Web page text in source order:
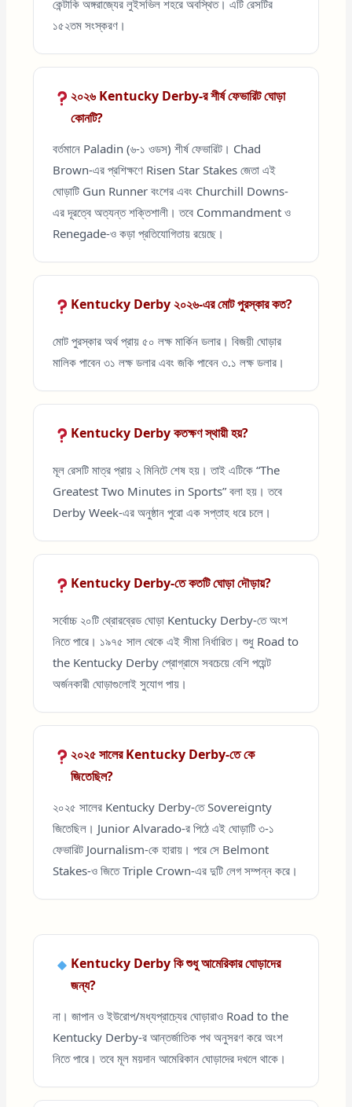
কেন্টাকি অঙ্গরাজ্যের লুইসভিল শহরে অবস্থিত। এটি রেসটির
১৫২তম সংস্করণ।
২০২৬ Kentucky Derby-র শীর্ষ ফেভারিট ঘোড়া
কোনটি?
বর্তমানে Paladin (৬-১ ওডস) শীর্ষ ফেভারিট। Chad
Brown-এর প্রশিক্ষণে Risen Star Stakes জেতা এই
ঘোড়াটি Gun Runner বংশের এবং Churchill Downs-
এর দূরত্বে অত্যন্ত শক্তিশালী। তবে Commandment ও
Renegade-ও কড়া প্রতিযোগিতায় রয়েছে।
Kentucky Derby ২০২৬-এর মোট পুরস্কার কত?
মোট পুরস্কার অর্থ প্রায় ৫০ লক্ষ মার্কিন ডলার। বিজয়ী ঘোড়ার
মালিক পাবেন ৩১ লক্ষ ডলার এবং জকি পাবেন ৩.১ লক্ষ ডলার।
Kentucky Derby কতক্ষণ স্থায়ী হয়?
মূল রেসটি মাত্র প্রায় ২ মিনিটে শেষ হয়। তাই এটিকে “The
Greatest Two Minutes in Sports” বলা হয়। তবে
Derby Week-এর অনুষ্ঠান পুরো এক সপ্তাহ ধরে চলে।
Kentucky Derby-তে কতটি ঘোড়া দৌড়ায়?
সর্বোচ্চ ২০টি থ্রোরব্রেড ঘোড়া Kentucky Derby-তে অংশ
নিতে পারে। ১৯৭৫ সাল থেকে এই সীমা নির্ধারিত। শুধু Road to
the Kentucky Derby প্রোগ্রামে সবচেয়ে বেশি পয়েন্ট
অর্জনকারী ঘোড়াগুলোই সুযোগ পায়।
২০২৫ সালের Kentucky Derby-তে কে
জিতেছিল?
২০২৫ সালের Kentucky Derby-তে Sovereignty
জিতেছিল। Junior Alvarado-র পিঠে এই ঘোড়াটি ৩-১
ফেভারিট Journalism-কে হারায়। পরে সে Belmont
Stakes-ও জিতে Triple Crown-এর দুটি লেগ সম্পন্ন করে।
Kentucky Derby কি শুধু আমেরিকার ঘোড়াদের
জন্য?
না। জাপান ও ইউরোপ/মধ্যপ্রাচ্যের ঘোড়ারাও Road to the
Kentucky Derby-র আন্তর্জাতিক পথ অনুসরণ করে অংশ
নিতে পারে। তবে মূল ময়দান আমেরিকান ঘোড়াদের দখলে থাকে।